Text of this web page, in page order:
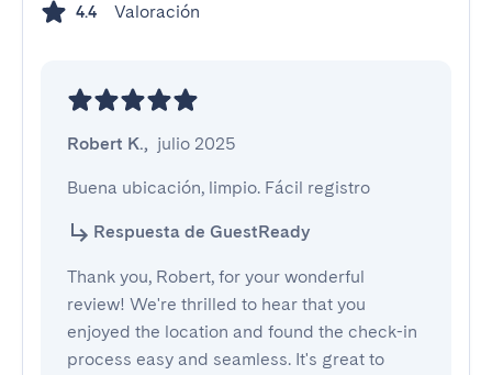
4.4 Valoración
Robert K., julio 2025
Buena ubicación, limpio. Fácil registro
Respuesta de GuestReady
Thank you, Robert, for your wonderful
review! We're thrilled to hear that you
enjoyed the location and found the check-in
process easy and seamless. It's great to